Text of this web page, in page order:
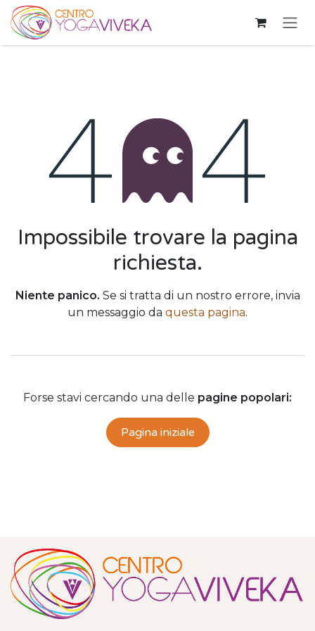
Passa al contenuto
Errore 404
Impossibile trovare la pagina
richiesta.
Niente panico. Se si tratta di un nostro errore, invia
un messaggio da questa pagina.
Forse stavi cercando una delle pagine popolari:
Pagina iniziale